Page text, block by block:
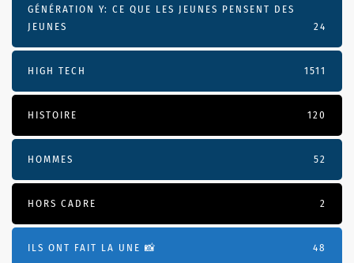
GÉNÉRATION Y: CE QUE LES JEUNES PENSENT DES
JEUNES
24
HIGH TECH 1511
HISTOIRE 120
HOMMES 52
HORS CADRE 2
ILS ONT FAIT LA UNE 📸 48